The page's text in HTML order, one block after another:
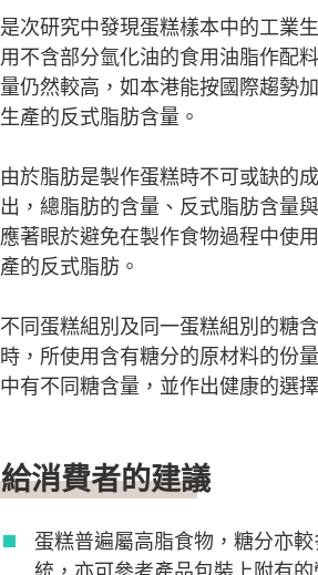
是次研究中發現蛋糕樣本中的工業
用不含部分氫化油的食用油脂作配
量仍然較高，如本港能按國際趨勢
生產的反式脂肪含量。
由於脂肪是製作蛋糕時不可或缺的
出，總脂肪的含量、反式脂肪含量
應著眼於避免在製作食物過程中使
產的反式脂肪。
不同蛋糕組別及同一蛋糕組別的糖
時，所使用含有糖分的原材料的份
中有不同糖含量，並作出健康的選擇
給消費者的建議
蛋糕普遍屬高脂食物，糖分亦